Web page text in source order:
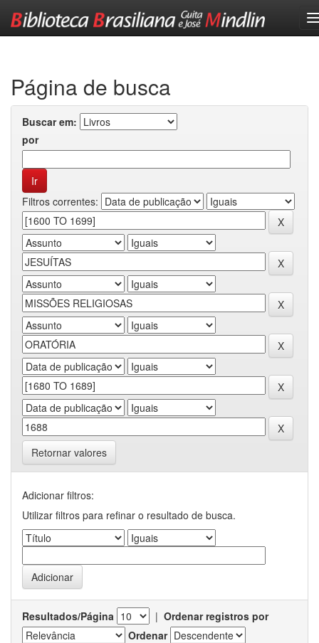
Página de busca
Buscar em:
por
Filtros correntes:
Retornar valores
Adicionar filtros:
Utilizar filtros para refinar o resultado de busca.
Resultados/Página | Ordenar registros por
Ordenar